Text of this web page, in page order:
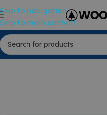
Skip to navigation
Skip to main content